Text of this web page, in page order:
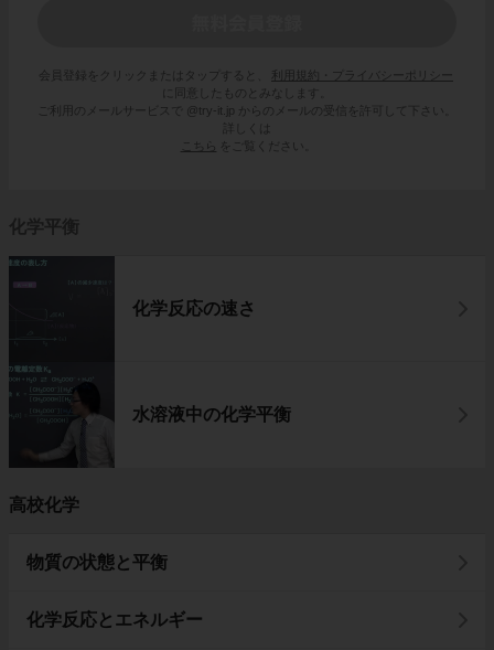
会員登録をクリックまたはタップすると、
利用規約・プライバシーポリシー
に同意したものとみなします。
ご利用のメールサービスで @try-it.jp からのメールの受信を許可して下さい。
詳しくは
こちら
をご覧ください。
化学平衡
化学反応の速さ
水溶液中の化学平衡
高校化学
物質の状態と平衡
化学反応とエネルギー